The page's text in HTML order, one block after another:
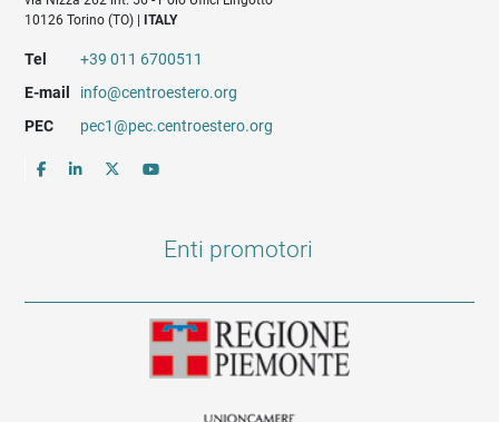
10126 Torino (TO) |
ITALY
Tel
+39 011 6700511
E-mail
info@centroestero.org
PEC
pec1@pec.centroestero.org
Enti promotori